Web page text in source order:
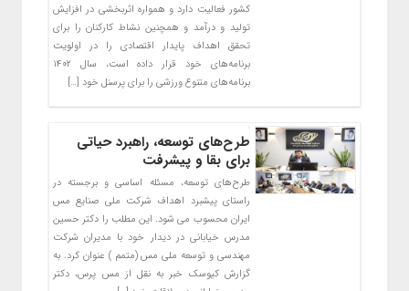
کشور فعالیت دارد و همواره اثربخشی در افزایش
تولید و درآمد و همچنین نشاط کارکنان را برای
تحقق اهداف پایدار اقتصادی را در اولویت
برنامه‌های خود قرار داده است، سال ۱۴۰۲
برنامه‌های متنوع ورزشی را برای پرسنل خود […]
طرح‌های توسعه، راهبرد حیاتی
برای بقا و پیشرفت
طرح‌های توسعه، مسئله اساسی و برجسته در
راستای پیشبرد اهداف شرکت ملی صنایع مس
ایران محسوب می‌ شود. این مطلب را دکتر حسین
مدرس خیابانی در دیدار خود با مدیران شرکت
مهندسی و توسعه ملی مس (متمم ) عنوان کرد. به
گزارش کیوسک خبر به نقل از مس پرس، دکتر